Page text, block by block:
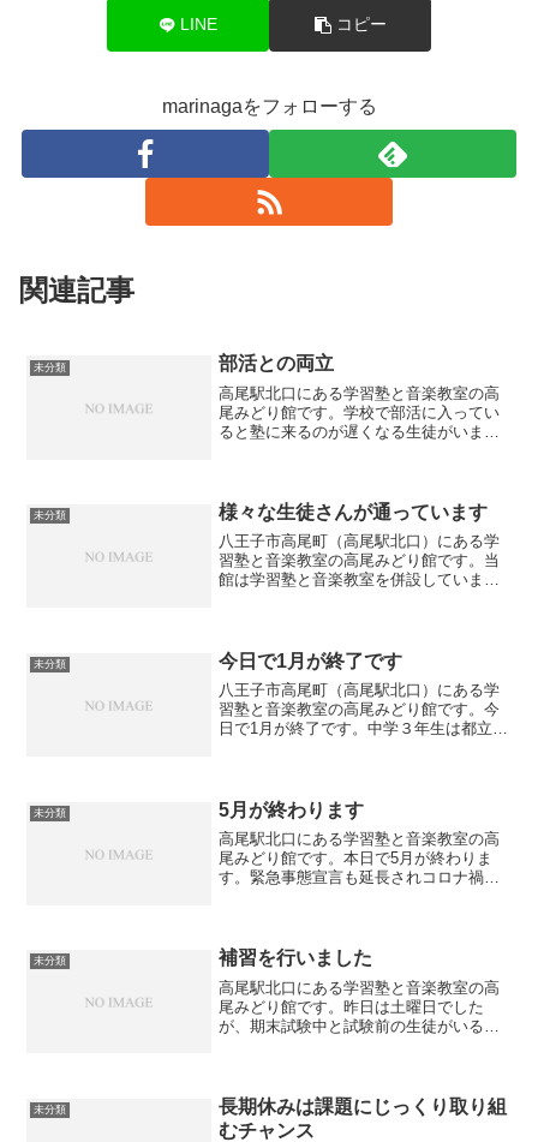
LINE コピー
marinagaをフォローする
関連記事
未分類 部活との両立
高尾駅北口にある学習塾と音楽教室の高
尾みどり館です。学校で部活に入ってい
ると塾に来るのが遅くなる生徒がいま
ような個別指導の場合は生徒...
未分類 様々な生徒さんが通っています
八王子市高尾町（高尾駅北口）にある学
習塾と音楽教室の高尾みどり館です。当
館は学習塾と音楽教室を併設しています
塾やオンライン授業で受講す...
未分類 今日で1月が終了です
八王子市高尾町（高尾駅北口）にある学
習塾と音楽教室の高尾みどり館です。今
日で1月が終了です。中学３年生は都立推
す。生徒の中には漢検を受...
未分類 5月が終わります
高尾駅北口にある学習塾と音楽教室の高
尾みどり館です。本日で5月が終わりま
す。緊急事態宣言も延長されコロナ禍の
料キャンペーンを6月...
未分類 補習を行いました
高尾駅北口にある学習塾と音楽教室の高
尾みどり館です。昨日は土曜日でした
が、期末試験中と試験前の生徒がいるた
たい」「ここが苦手」と積極...
未分類
長期休みは課題にじっくり取り組
むチャンス